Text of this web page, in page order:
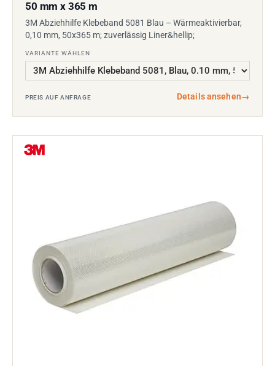
50 mm x 365 m
3M Abziehhilfe Klebeband 5081 Blau – Wärmeaktivierbar,
0,10 mm, 50x365 m; zuverlässig Liner&hellip;
VARIANTE WÄHLEN
PREIS AUF ANFRAGE Details ansehen→